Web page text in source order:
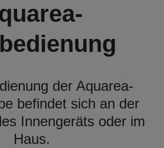
der Aquarea-
befindet sich an der
Innengeräts oder im
Haus.